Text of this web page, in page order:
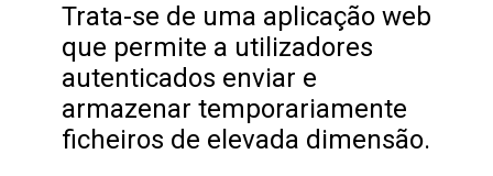
Trata-se de uma aplicação web
que permite a utilizadores
autenticados enviar e
armazenar temporariamente
ficheiros de elevada dimensão.